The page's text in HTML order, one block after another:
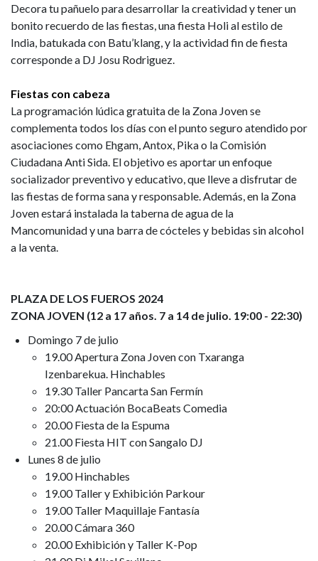
Decora tu pañuelo para desarrollar la creatividad y tener un
bonito recuerdo de las fiestas, una fiesta Holi al estilo de
India, batukada con Batu’klang, y la actividad fin de fiesta
corresponde a DJ Josu Rodriguez.
Fiestas con cabeza
La programación lúdica gratuita de la Zona Joven se
complementa todos los días con el punto seguro atendido por
asociaciones como Ehgam, Antox, Pika o la Comisión
Ciudadana Anti Sida. El objetivo es aportar un enfoque
socializador preventivo y educativo, que lleve a disfrutar de
las fiestas de forma sana y responsable. Además, en la Zona
Joven estará instalada la taberna de agua de la
Mancomunidad y una barra de cócteles y bebidas sin alcohol
a la venta.
PLAZA DE LOS FUEROS 2024
ZONA JOVEN (12 a 17 años. 7 a 14 de julio. 19:00 - 22:30)
Domingo 7 de julio
19.00 Apertura Zona Joven con Txaranga
Izenbarekua. Hinchables
19.30 Taller Pancarta San Fermín
20:00 Actuación BocaBeats Comedia
20.00 Fiesta de la Espuma
21.00 Fiesta HIT con Sangalo DJ
Lunes 8 de julio
19.00 Hinchables
19.00 Taller y Exhibición Parkour
19.00 Taller Maquillaje Fantasía
20.00 Cámara 360
20.00 Exhibición y Taller K-Pop